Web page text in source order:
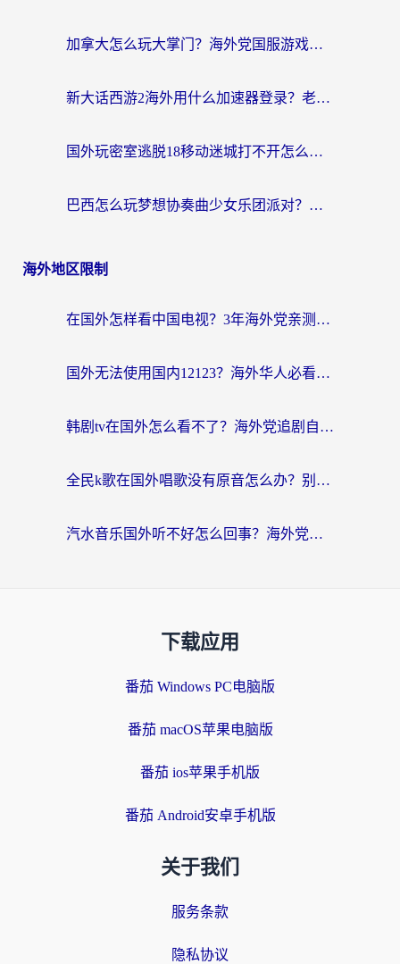
加拿大怎么玩大掌门？海外党国服游戏加速避坑指南（附实用工具推荐）
新大话西游2海外用什么加速器登录？老玩家亲测有效的国服游戏加速指南
国外玩密室逃脱18移动迷城打不开怎么办？海外玩家亲测有效的解决指南
巴西怎么玩梦想协奏曲少女乐团派对？海外党必看的国服游戏加速全攻略（附波兰天涯明月刀实用技巧）
海外地区限制
在国外怎样看中国电视？3年海外党亲测有效的追剧加速器指南
国外无法使用国内12123？海外华人必看：选对回国加速器，解决迪拜语音+12123访问难题
韩剧tv在国外怎么看不了？海外党追剧自由的终极解决方案来了
全民k歌在国外唱歌没有原音怎么办？别让地域限制毁了你的麦霸时刻
汽水音乐国外听不好怎么回事？海外党亲测有效的回国加速方案来了
下载应用
番茄 Windows PC电脑版
番茄 macOS苹果电脑版
番茄 ios苹果手机版
番茄 Android安卓手机版
关于我们
服务条款
隐私协议